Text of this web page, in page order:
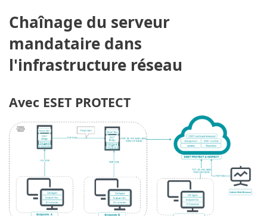
Chaînage du serveur
mandataire dans
l'infrastructure réseau
Avec ESET PROTECT